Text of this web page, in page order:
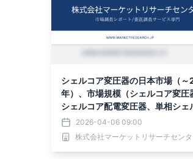
シェルコア変圧器の日本市場（～
年）、市場規模（シェルコア変圧
シェルコア配電変圧器、単相シェ
ア変圧器）・分析レポートを発表
2026-04-06 09:00
株式会社マーケットリサーチセン